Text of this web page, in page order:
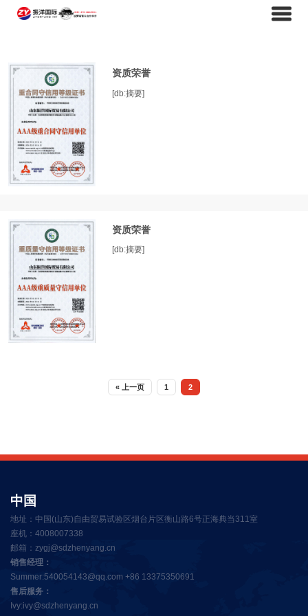
资质荣誉
[db:摘要]
资质荣誉
[db:摘要]
« 上一页 1 2
中国
地址：中国(山东)自由贸易试验区烟台片区衡山路6号正海典当311室
座机：4008007338
邮箱： zygj@sdzhenyang.cn
销售经理：
Summer:540054143@qq.com +86 13375350691
售后服务：
Ivy:ivy@sdzhenyang.cn